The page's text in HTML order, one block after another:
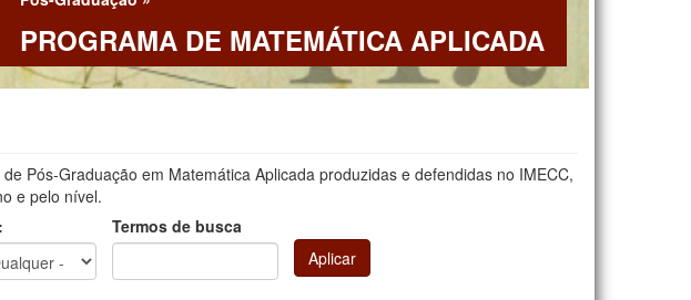
PROGRAMA DE MATEMÁTICA APLICADA
Pós-Graduação em Matemática Aplicada produzidas e defendidas no IMECC,
e pelo nível.
Termos de busca
Aplicar